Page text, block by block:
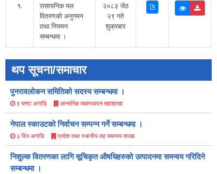
१.
रासायनिक मल
वितरणको अनुगमन
तथा नियमन
सम्बन्धमा ।
२०८३ जेठ
२९ गते
शुक्रबार
थप सूचना/समाचार
पुनरावलोकन समितिको सदस्य सम्बन्धमा ।
३ घण्टा अगाडि आन्तरिक व्यवस्थापन महाशाखा
नेपाल स्काउटको निर्वाचन सम्पन्न गर्ने सम्बन्धमा ।
३ दिन अगाडि प्रदेश तथा स्थानीय तह समन्वय शाखा
निशुल्क वितरणका लागि सूचिकृत औषधिहरुको उत्पादनमा समन्वय गरिदिने
सम्बन्धमा ।